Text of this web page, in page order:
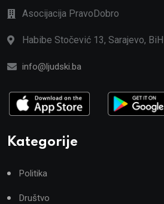
Asocijacija PravoDobro
Habibe Stočević 13, Sarajevo, BiH
info@ljudski.ba
Kategorije
Politika
Društvo